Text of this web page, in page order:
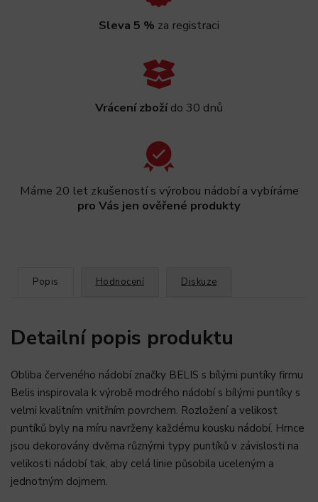
Sleva 5 % za registraci
Vrácení zbožído 30 dnů
Máme 20 let zkušeností s výrobou nádobí a vybíráme
pro Vás jen ověřené produkty
Popis Hodnocení Diskuze
Detailní popis produktu
Obliba červeného nádobí značky BELIS s bílými puntíky firmu
Belis inspirovala k výrobě modrého nádobí s bílými puntíky s
velmi kvalitním vnitřním povrchem. Rozložení a velikost
puntíků byly na míru navrženy každému kousku nádobí. Hrnce
jsou dekorovány dvěma různými typy puntíků v závislosti na
velikosti nádobí tak, aby celá linie působila uceleným a
jednotným dojmem.